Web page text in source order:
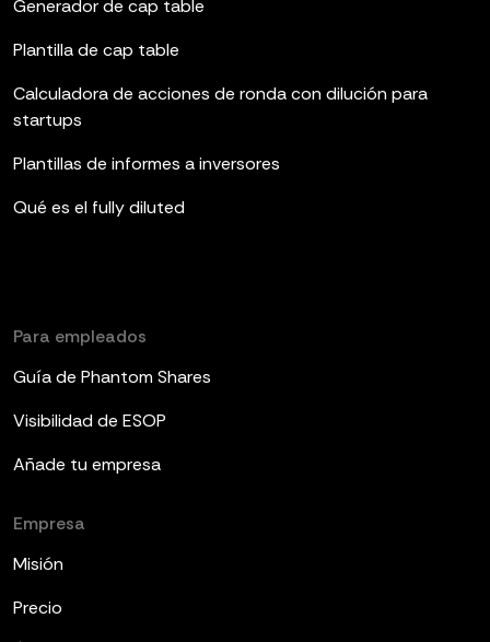
Generador de cap table
Plantilla de cap table
Calculadora de acciones de ronda con dilución para
startups
Plantillas de informes a inversores
Qué es el fully diluted
Para empleados
Guía de Phantom Shares
Visibilidad de ESOP
Añade tu empresa
Empresa
Misión
Precio